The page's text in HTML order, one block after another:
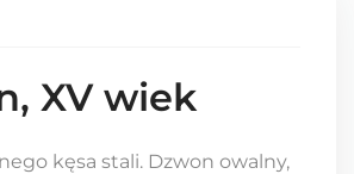
XV wiek
kęsa stali. Dzwon owalny,